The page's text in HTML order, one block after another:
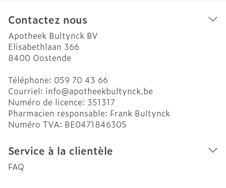
Contactez nous
Apotheek Bultynck BV
Elisabethlaan 366
8400 Oostende
Téléphone: 059 70 43 66
Courriel: info@apotheekbultynck.be
Numéro de licence: 351317
Pharmacien responsable: Frank Bultynck
Numéro TVA: BE0471846305
Service à la clientèle
FAQ